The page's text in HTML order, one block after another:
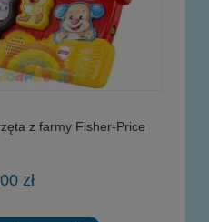
z farmy Fisher-Price
zł